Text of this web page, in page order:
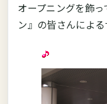
オープニングを飾
ン』の皆さんによ